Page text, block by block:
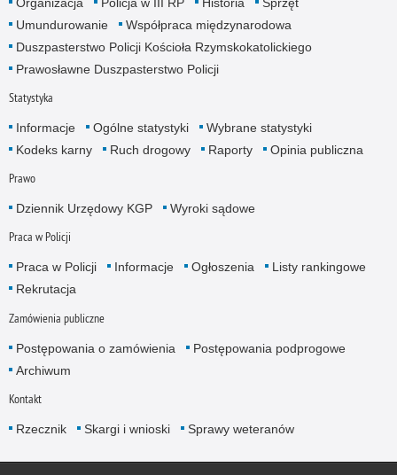
Umundurowanie
Współpraca międzynarodowa
Duszpasterstwo Policji Kościoła Rzymskokatolickiego
Prawosławne Duszpasterstwo Policji
Statystyka
Informacje Ogólne statystyki
Wybrane statystyki
Kodeks karny
Ruch drogowy Raporty Opinia publiczna
Prawo
Dziennik Urzędowy KGP Wyroki sądowe
Praca w Policji
Praca w Policji Informacje Ogłoszenia
Listy rankingowe
Rekrutacja
Zamówienia publiczne
Postępowania o zamówienia
Postępowania podprogowe
Archiwum
Kontakt
Rzecznik Skargi i wnioski Sprawy weteranów